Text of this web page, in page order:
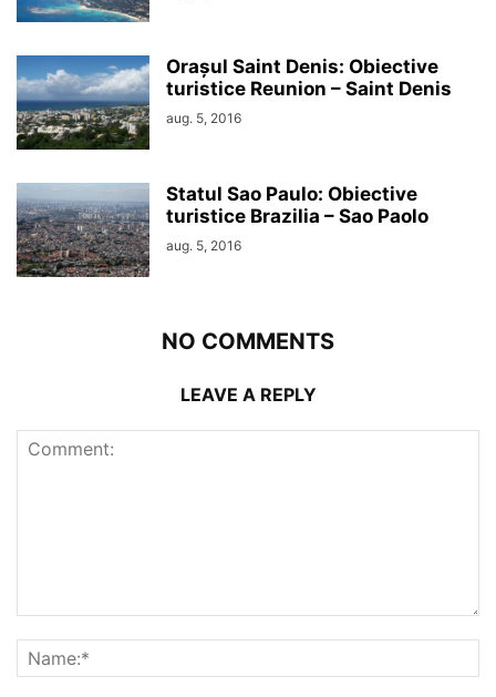
Orașul Saint Denis: Obiective
turistice Reunion – Saint Denis
aug. 5, 2016
Statul Sao Paulo: Obiective
turistice Brazilia – Sao Paolo
aug. 5, 2016
NO COMMENTS
LEAVE A REPLY